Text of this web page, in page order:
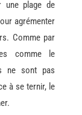
une plage de
agrémenter
Comme par
comme le
ne sont pas
à se ternir, le